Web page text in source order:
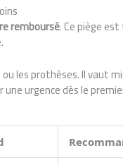
remboursé. Ce piège
les prothèses. Il vaut
urgence dès le